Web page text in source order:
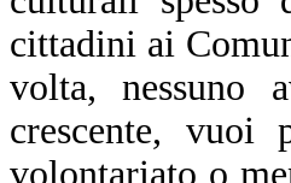
cittadini ai
volta, nessuno
crescente,
volontariato o